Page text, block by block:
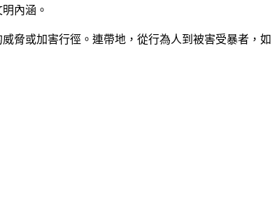
內涵。
脅或加害行徑。連帶地，從行為人到被害受暴者，如